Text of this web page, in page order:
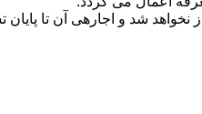
شد و اجاره­ی آن تا